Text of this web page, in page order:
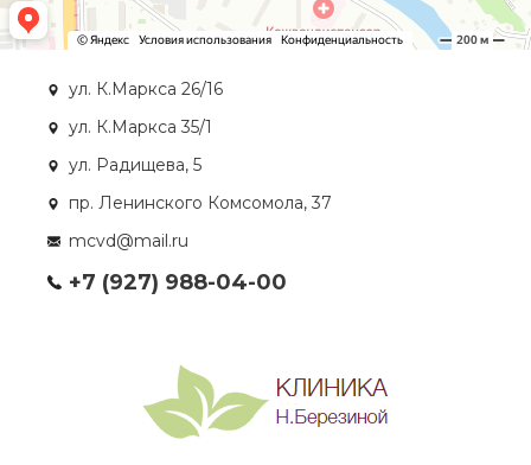
ул. К.Маркса 26/16
ул. К.Маркса 35/1
ул. Радищева, 5
пр. Ленинского Комсомола, 37
mcvd@mail.ru
+7 (927) 988-04-00